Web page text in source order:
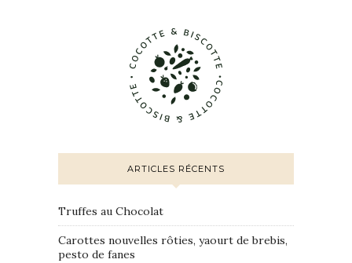
ARTICLES RÉCENTS
Truffes au Chocolat
Carottes nouvelles rôties, yaourt de brebis,
pesto de fanes